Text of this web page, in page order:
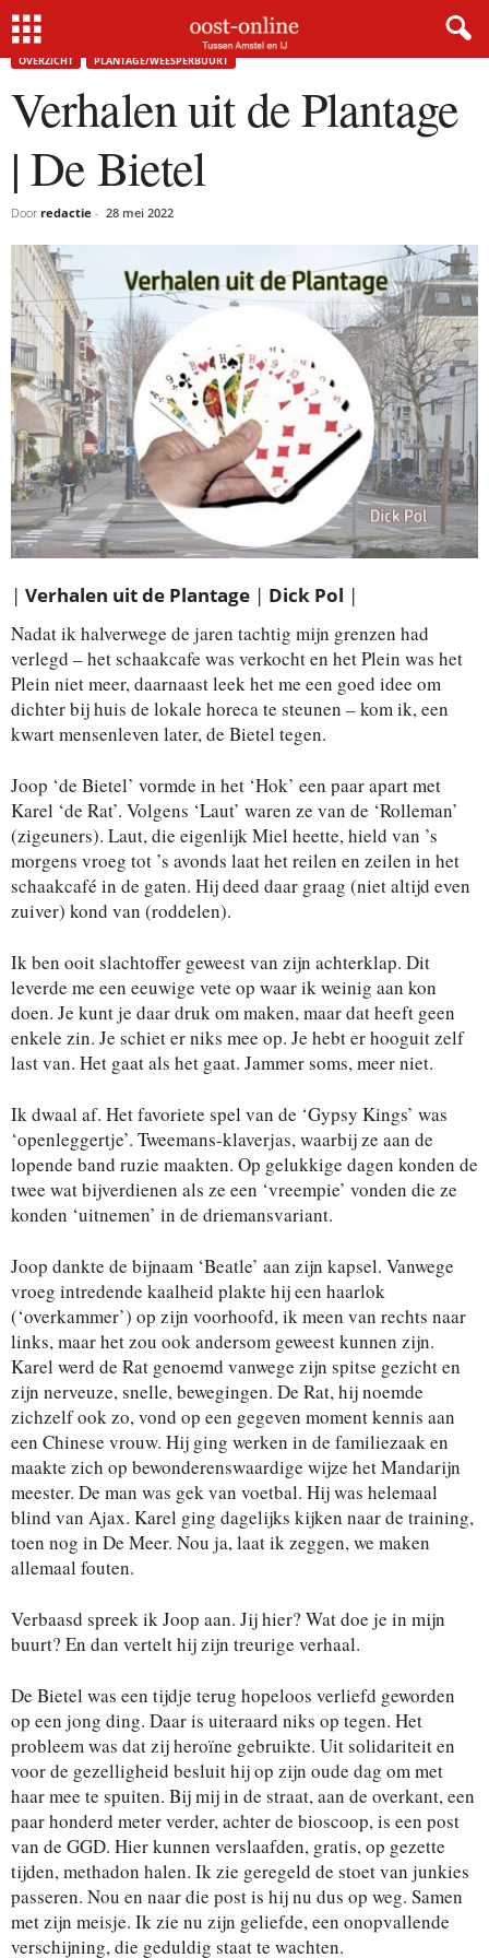
Home Verhalen uit de Plantage | De Bietel
OVERZICHT PLANTAGE/WEESPERBUURT
Verhalen uit de Plantage
| De Bietel
Door redactie - 28 mei 2022
| Verhalen uit de Plantage | Dick Pol |
Nadat ik halverwege de jaren tachtig mijn grenzen had
verlegd – het schaakcafe was verkocht en het Plein was het
Plein niet meer, daarnaast leek het me een goed idee om
dichter bij huis de lokale horeca te steunen – kom ik, een
kwart mensenleven later, de Bietel tegen.
Joop ‘de Bietel’ vormde in het ‘Hok’ een paar apart met
Karel ‘de Rat’. Volgens ‘Laut’ waren ze van de ‘Rolleman’
(zigeuners). Laut, die eigenlijk Miel heette, hield van ’s
morgens vroeg tot ’s avonds laat het reilen en zeilen in het
schaakcafé in de gaten. Hij deed daar graag (niet altijd even
zuiver) kond van (roddelen).
Ik ben ooit slachtoffer geweest van zijn achterklap. Dit
leverde me een eeuwige vete op waar ik weinig aan kon
doen. Je kunt je daar druk om maken, maar dat heeft geen
enkele zin. Je schiet er niks mee op. Je hebt er hooguit zelf
last van. Het gaat als het gaat. Jammer soms, meer niet.
Ik dwaal af. Het favoriete spel van de ‘Gypsy Kings’ was
‘openleggertje’. Tweemans-klaverjas, waarbij ze aan de
lopende band ruzie maakten. Op gelukkige dagen konden de
twee wat bijverdienen als ze een ‘vreempie’ vonden die ze
konden ‘uitnemen’ in de driemansvariant.
Joop dankte de bijnaam ‘Beatle’ aan zijn kapsel. Vanwege
vroeg intredende kaalheid plakte hij een haarlok
(‘overkammer’) op zijn voorhoofd, ik meen van rechts naar
links, maar het zou ook andersom geweest kunnen zijn.
Karel werd de Rat genoemd vanwege zijn spitse gezicht en
zijn nerveuze, snelle, bewegingen. De Rat, hij noemde
zichzelf ook zo, vond op een gegeven moment kennis aan
een Chinese vrouw. Hij ging werken in de familiezaak en
maakte zich op bewonderenswaardige wijze het Mandarijn
meester. De man was gek van voetbal. Hij was helemaal
blind van Ajax. Karel ging dagelijks kijken naar de training,
toen nog in De Meer. Nou ja, laat ik zeggen, we maken
allemaal fouten.
Verbaasd spreek ik Joop aan. Jij hier? Wat doe je in mijn
buurt? En dan vertelt hij zijn treurige verhaal.
De Bietel was een tijdje terug hopeloos verliefd geworden
op een jong ding. Daar is uiteraard niks op tegen. Het
probleem was dat zij heroïne gebruikte. Uit solidariteit en
voor de gezelligheid besluit hij op zijn oude dag om met
haar mee te spuiten. Bij mij in de straat, aan de overkant, een
paar honderd meter verder, achter de bioscoop, is een post
van de GGD. Hier kunnen verslaafden, gratis, op gezette
tijden, methadon halen. Ik zie geregeld de stoet van junkies
passeren. Nou en naar die post is hij nu dus op weg. Samen
met zijn meisje. Ik zie nu zijn geliefde, een onopvallende
verschijning, die geduldig staat te wachten.